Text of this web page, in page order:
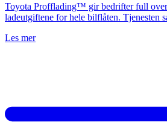
Toyota Profflading™ gir bedrifter full
ladeutgiftene for hele bilflåten. Tjenesten
Les mer